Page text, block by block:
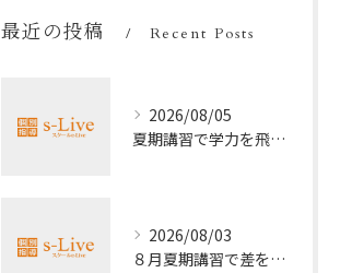
最近の投稿 Recent Posts
2026/08/05
夏期講習で学力を飛躍的に上げる方法
2026/08/03
８月夏期講習で差をつける受験勉強法